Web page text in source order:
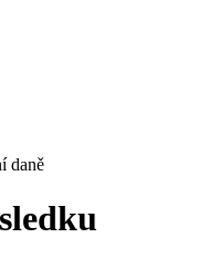
daně